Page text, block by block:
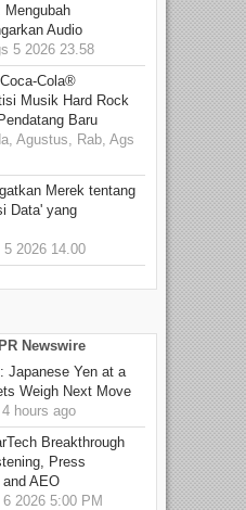
Mengubah
Audio
5 2026 23.58
Cola®
Musik Hard Rock
Baru
Agustus, Rab, Ags
Merek tentang
Data' yang
2026 14.00
Newswire
Japanese Yen at a
Weigh Next Move
hours ago
Breakthrough
Press
AEO
2026 5:00 PM